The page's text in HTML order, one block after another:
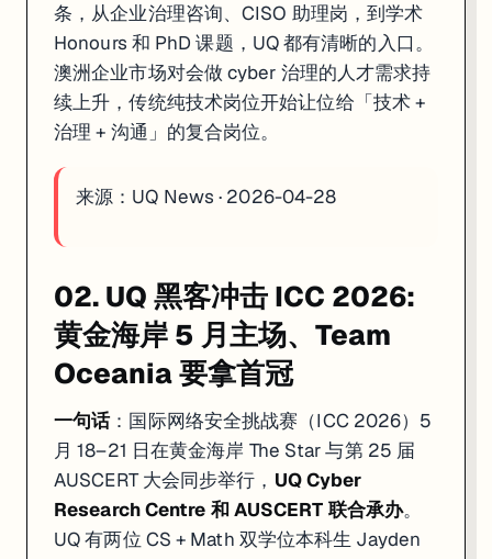
条，从企业治理咨询、CISO 助理岗，到学术
Honours 和 PhD 课题，UQ 都有清晰的入口。
澳洲企业市场对会做 cyber 治理的人才需求持
续上升，传统纯技术岗位开始让位给「技术 +
治理 + 沟通」的复合岗位。
来源： UQ News · 2026-04-28
02. UQ 黑客冲击 ICC 2026:
黄金海岸 5 月主场、Team
Oceania 要拿首冠
一句话：国际网络安全挑战赛（ICC 2026）5
月 18–21 日在黄金海岸 The Star 与第 25 届
AUSCERT 大会同步举行， UQ Cyber
Research Centre 和 AUSCERT 联合承办。
UQ 有两位 CS + Math 双学位本科生 Jayden